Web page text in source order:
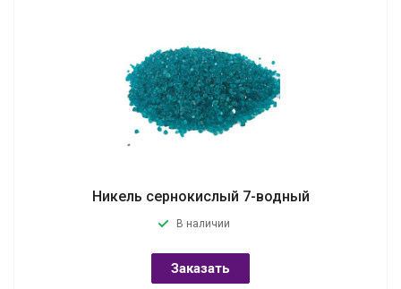
Никель сернокислый 7-водный
В наличии
Заказать